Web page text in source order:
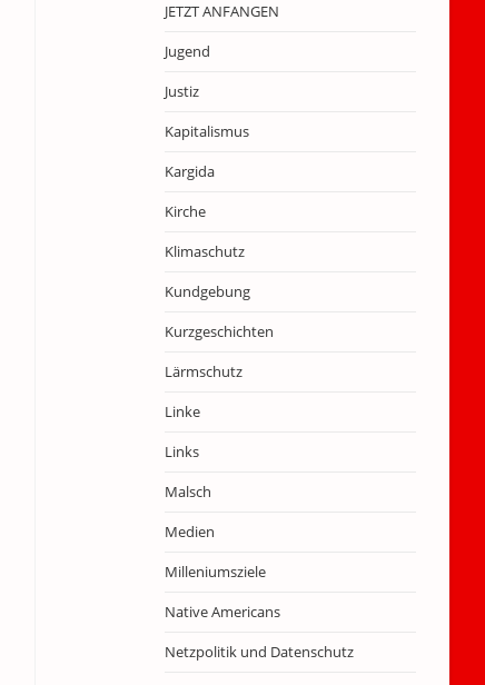
JETZT ANFANGEN
Jugend
Justiz
Kapitalismus
Kargida
Kirche
Klimaschutz
Kundgebung
Kurzgeschichten
Lärmschutz
Linke
Links
Malsch
Medien
Milleniumsziele
Native Americans
Netzpolitik und Datenschutz